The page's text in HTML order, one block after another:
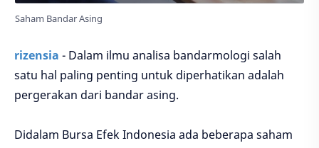
Saham Bandar Asing
rizensia - Dalam ilmu analisa bandarmologi salah
satu hal paling penting untuk diperhatikan adalah
pergerakan dari bandar asing.
Didalam Bursa Efek Indonesia ada beberapa saham